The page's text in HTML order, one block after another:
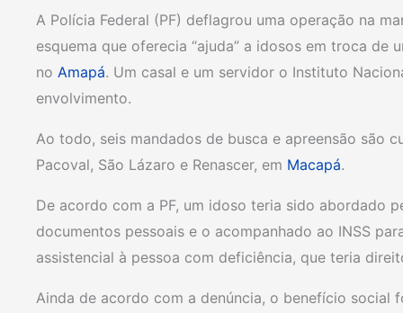
A Polícia Federal (PF) deflagrou uma operação na
esquema que oferecia “ajuda” a idosos em troca
no Amapá. Um casal e um servidor o Instituto
envolvimento.
Ao todo, seis mandados de busca e apreensão são
Pacoval, São Lázaro e Renascer, em Macapá.
De acordo com a PF, um idoso teria sido abordado
documentos pessoais e o acompanhado ao INSS
assistencial à pessoa com deficiência, que teria
Ainda de acordo com a denúncia, o benefício social